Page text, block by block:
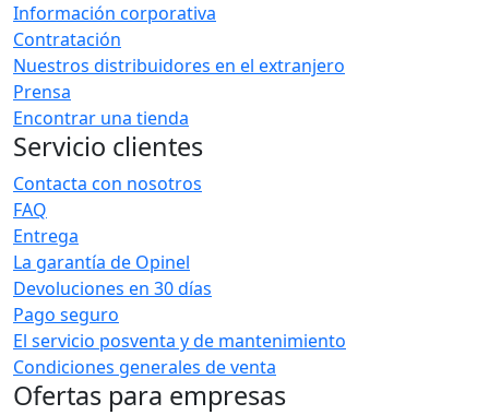
Información corporativa
Contratación
Nuestros distribuidores en el extranjero
Prensa
Encontrar una tienda
Servicio clientes
Contacta con nosotros
FAQ
Entrega
La garantía de Opinel
Devoluciones en 30 días
Pago seguro
El servicio posventa y de mantenimiento
Condiciones generales de venta
Ofertas para empresas